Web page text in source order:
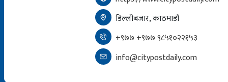
डिल्लीबजार, काठमाडौं
+९७७ +९७७ ९८५१०२२१५३
info@citypostdaily.com